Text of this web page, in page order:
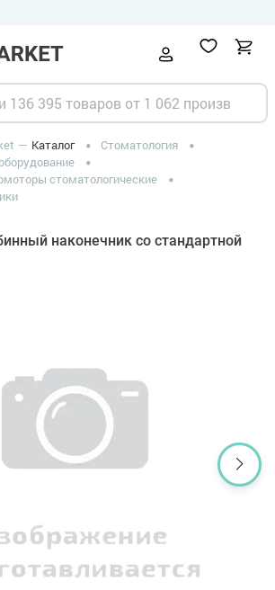
Каталог
Стоматология
стоматологические
наконечник со стандартной